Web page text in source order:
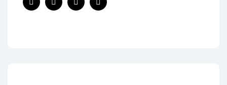
FacebookTwitterLinkedinPinterest